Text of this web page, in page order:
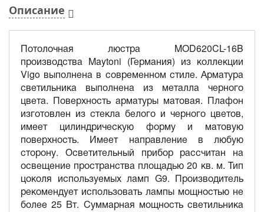
Описание
Потолочная люстра MOD620CL-16B
производства Maytoni (Германия) из коллекции
Vigo выполнена в современном стиле. Арматура
светильника выполнена из металла черного
цвета. Поверхность арматуры матовая. Плафон
изготовлен из стекла белого и черного цветов,
имеет цилиндрическую форму и матовую
поверхность. Имеет направление в любую
сторону. Осветительный прибор рассчитан на
освещение пространства площадью 20 кв. м. Тип
цоколя используемых ламп G9. Производитель
рекомендует использовать лампы мощностью не
более 25 Вт. Суммарная мощность светильника